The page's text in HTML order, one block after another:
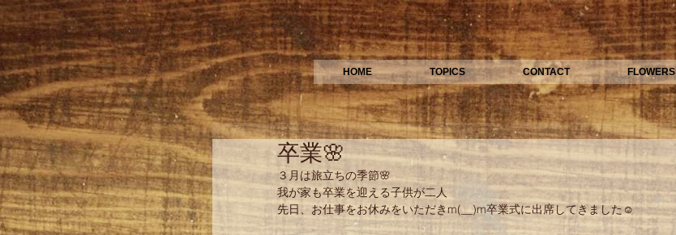
HOME TOPICS CONTACT FLOWERS
卒業🌸
３月は旅立ちの季節🌸
我が家も卒業を迎える子供が二人
先日、お仕事をお休みをいただきm(__)m卒業式に出席してきました☺